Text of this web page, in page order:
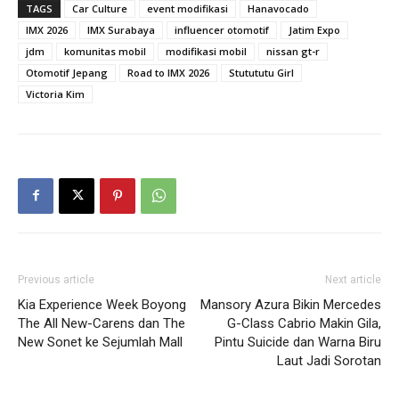
TAGS Car Culture event modifikasi
Hanavocado
IMX 2026
IMX Surabaya influencer otomotif
Jatim Expo
jdm
komunitas mobil modifikasi mobil
nissan gt-r
Otomotif Jepang
Road to IMX 2026
Stutututu Girl
Victoria Kim
Previous article
Kia Experience Week Boyong
The All New-Carens dan The
New Sonet ke Sejumlah Mall
Next article
Mansory Azura Bikin Mercedes
G-Class Cabrio Makin Gila,
Pintu Suicide dan Warna Biru
Laut Jadi Sorotan